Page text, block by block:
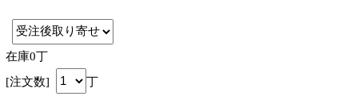
在庫0丁
[注文数]
丁